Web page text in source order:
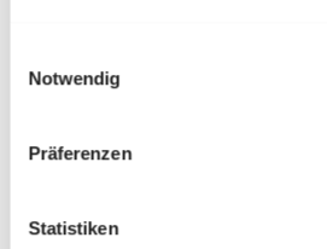
Notwendig
Präferenzen
Statistiken
beim zuständigen Netzbetreiber
möchten Sie also im Jahr 2025
30. September 2025 stellen.